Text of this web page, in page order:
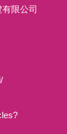
限公司